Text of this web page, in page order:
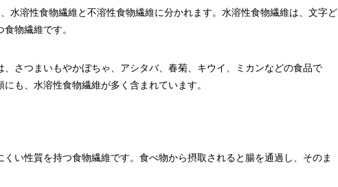
水溶性食物繊維と不溶性食物繊維に分かれます。水溶性食物繊維は、文字ど
物繊維です。
さつまいもやかぼちゃ、アシタバ、春菊、キウイ、ミカンなどの食品で
も、水溶性食物繊維が多く含まれています。
い性質を持つ食物繊維です。食べ物から摂取されると腸を通過し、そのま